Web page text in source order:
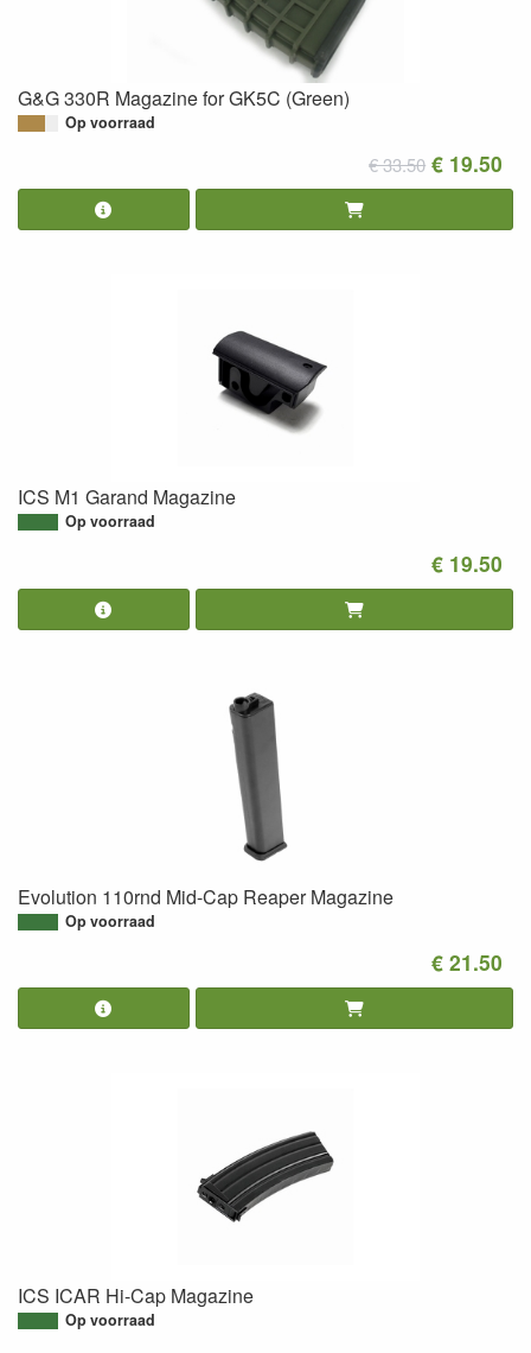
G&G 330R Magazine for GK5C (Green)
Op voorraad
€ 33.50 € 19.50
ICS M1 Garand Magazine
Op voorraad
€ 19.50
Evolution 110rnd Mid-Cap Reaper Magazine
Op voorraad
€ 21.50
ICS ICAR Hi-Cap Magazine
Op voorraad